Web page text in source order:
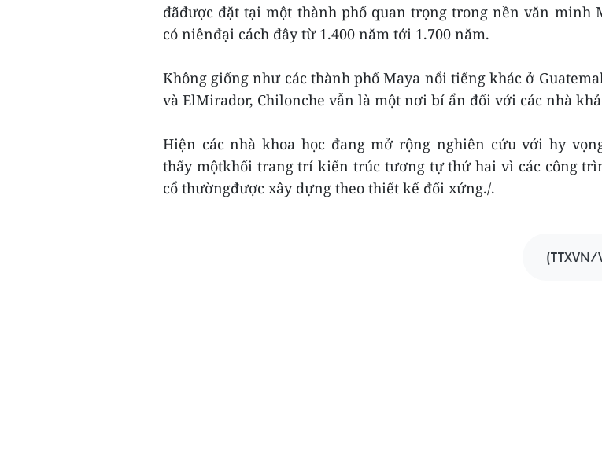
đãđược đặt tại một thành phố quan trọng trong nền văn minh
có niênđại cách đây từ 1.400 năm tới 1.700 năm.
Không giống như các thành phố Maya nổi tiếng khác ở
và ElMirador, Chilonche vẫn là một nơi bí ẩn đối với các nhà
Hiện các nhà khoa học đang mở rộng nghiên cứu với hy
thấy mộtkhối trang trí kiến trúc tương tự thứ hai vì các công
cổ thườngđược xây dựng theo thiết kế đối xứng./.
(TTXVN/